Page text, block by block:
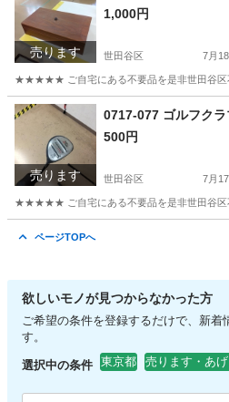
売ります
1,000円
世田谷区 7月
★★★★★ ご自宅にある不要品を是非世田谷区不
東京 世田谷区 インテリア雑貨/小物
売ります
0717-077 ゴルフクラ
500円
世田谷区 7月
★★★★★ ご自宅にある不要品を是非世田谷区不
ページTOPへ
欲しいモノが見つからなかった方
ご希望の条件を登録するだけで、新着
す。
選択中の条件 東京都 売ります・あ